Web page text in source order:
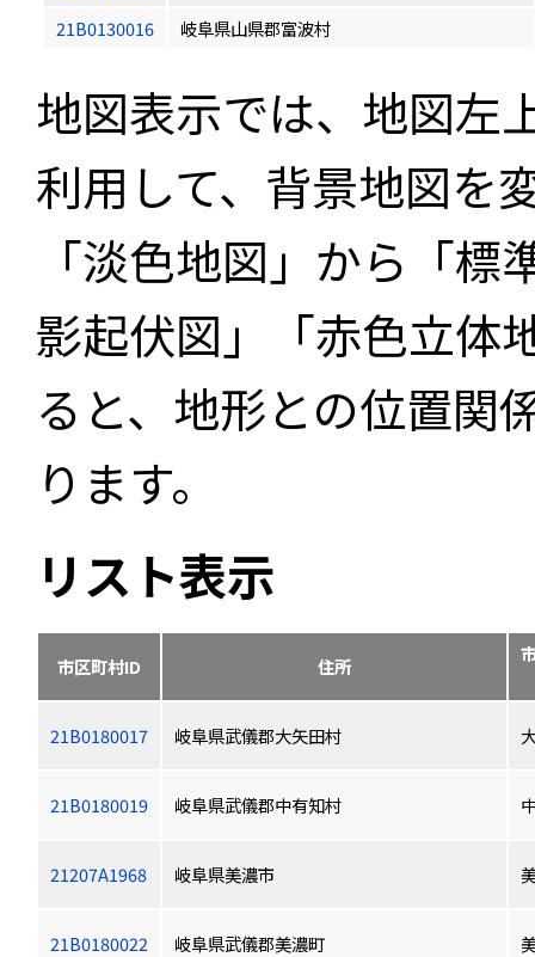
21B0130016
岐阜県山県郡富波村
地図表示では、地図左
利用して、背景地図を
「淡色地図」から「
影起伏図」「赤色立体
ると、地形との位置関
ります。
リスト表示
市区町村ID 住所
21B0180017 岐阜県武儀郡大矢田村
21B0180019 岐阜県武儀郡中有知村
21207A1968 岐阜県美濃市
21B0180022 岐阜県武儀郡美濃町